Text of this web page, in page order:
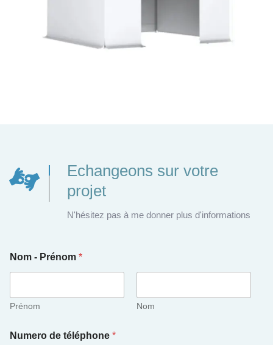
Echangeons sur votre
projet
N'hésitez pas à me donner plus d'informations
Nom - Prénom *
Prénom Nom
Numero de téléphone *